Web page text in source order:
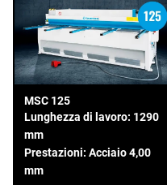
MSC 125
Lunghezza di lavoro: 1290
mm
Prestazioni: Acciaio 4,00
mm